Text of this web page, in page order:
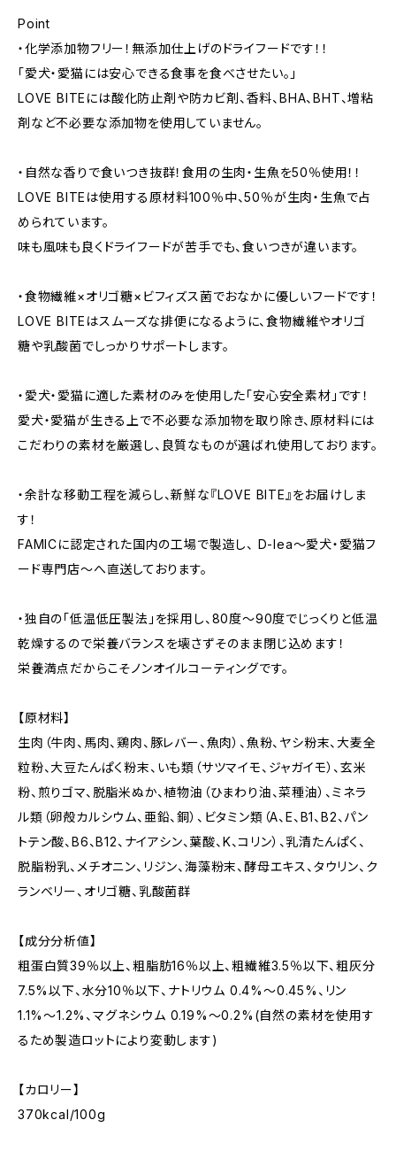
Point
・化学添加物フリー！無添加仕上げのドライフードです！！
「愛犬・愛猫には安心できる食事を食べさせたい。」
LOVE BITEには酸化防止剤や防カビ剤、香料、BHA、BHT、増粘
剤など不必要な添加物を使用していません。
・自然な香りで食いつき抜群！食用の生肉・生魚を50％使用！！
LOVE BITEは使用する原材料100％中、50％が生肉・生魚で占
められています。
味も風味も良くドライフードが苦手でも、食いつきが違います。
・食物繊維×オリゴ糖×ビフィズス菌でおなかに優しいフードです！
LOVE BITEはスムーズな排便になるように、食物繊維やオリゴ
糖や乳酸菌でしっかりサポートします。
・愛犬・愛猫に適した素材のみを使用した「安心安全素材」です！
愛犬・愛猫が生きる上で不必要な添加物を取り除き、原材料には
こだわりの素材を厳選し、良質なものが選ばれ使用しております。
・余計な移動工程を減らし、新鮮な『LOVE BITE』をお届けしま
す！
FAMICに認定された国内の工場で製造し、 D-lea～愛犬・愛猫フ
ード専門店～へ直送しております。
・独自の「低温低圧製法」を採用し、80度〜90度でじっくりと低温
乾燥するので栄養バランスを壊さずそのまま閉じ込めます！
栄養満点だからこそノンオイルコーティングです。
【原材料】
生肉（牛肉、馬肉、鶏肉、豚レバー、魚肉）、魚粉、ヤシ粉末、大麦全
粒粉、大豆たんぱく粉末、いも類（サツマイモ、ジャガイモ）、玄米
粉、煎りゴマ、脱脂米ぬか、植物油（ひまわり油、菜種油）、ミネラ
ル類（卵殻カルシウム、亜鉛、銅）、ビタミン類（A、E、B1、B2、パン
トテン酸、B6、B12、ナイアシン、葉酸、K、コリン）、乳清たんぱく、
脱脂粉乳、メチオニン、リジン、海藻粉末、酵母エキス、タウリン、ク
ランベリー、オリゴ糖、乳酸菌群
【成分分析値】
粗蛋白質39％以上、粗脂肪16％以上、粗繊維3.5％以下、粗灰分
7.5%以下、水分10％以下、ナトリウム 0.4%〜0.45%、リン
1.1%〜1.2%、マグネシウム 0.19%〜0.2%(自然の素材を使用す
るため製造ロットにより変動します)
【カロリー】
370kcal/100g